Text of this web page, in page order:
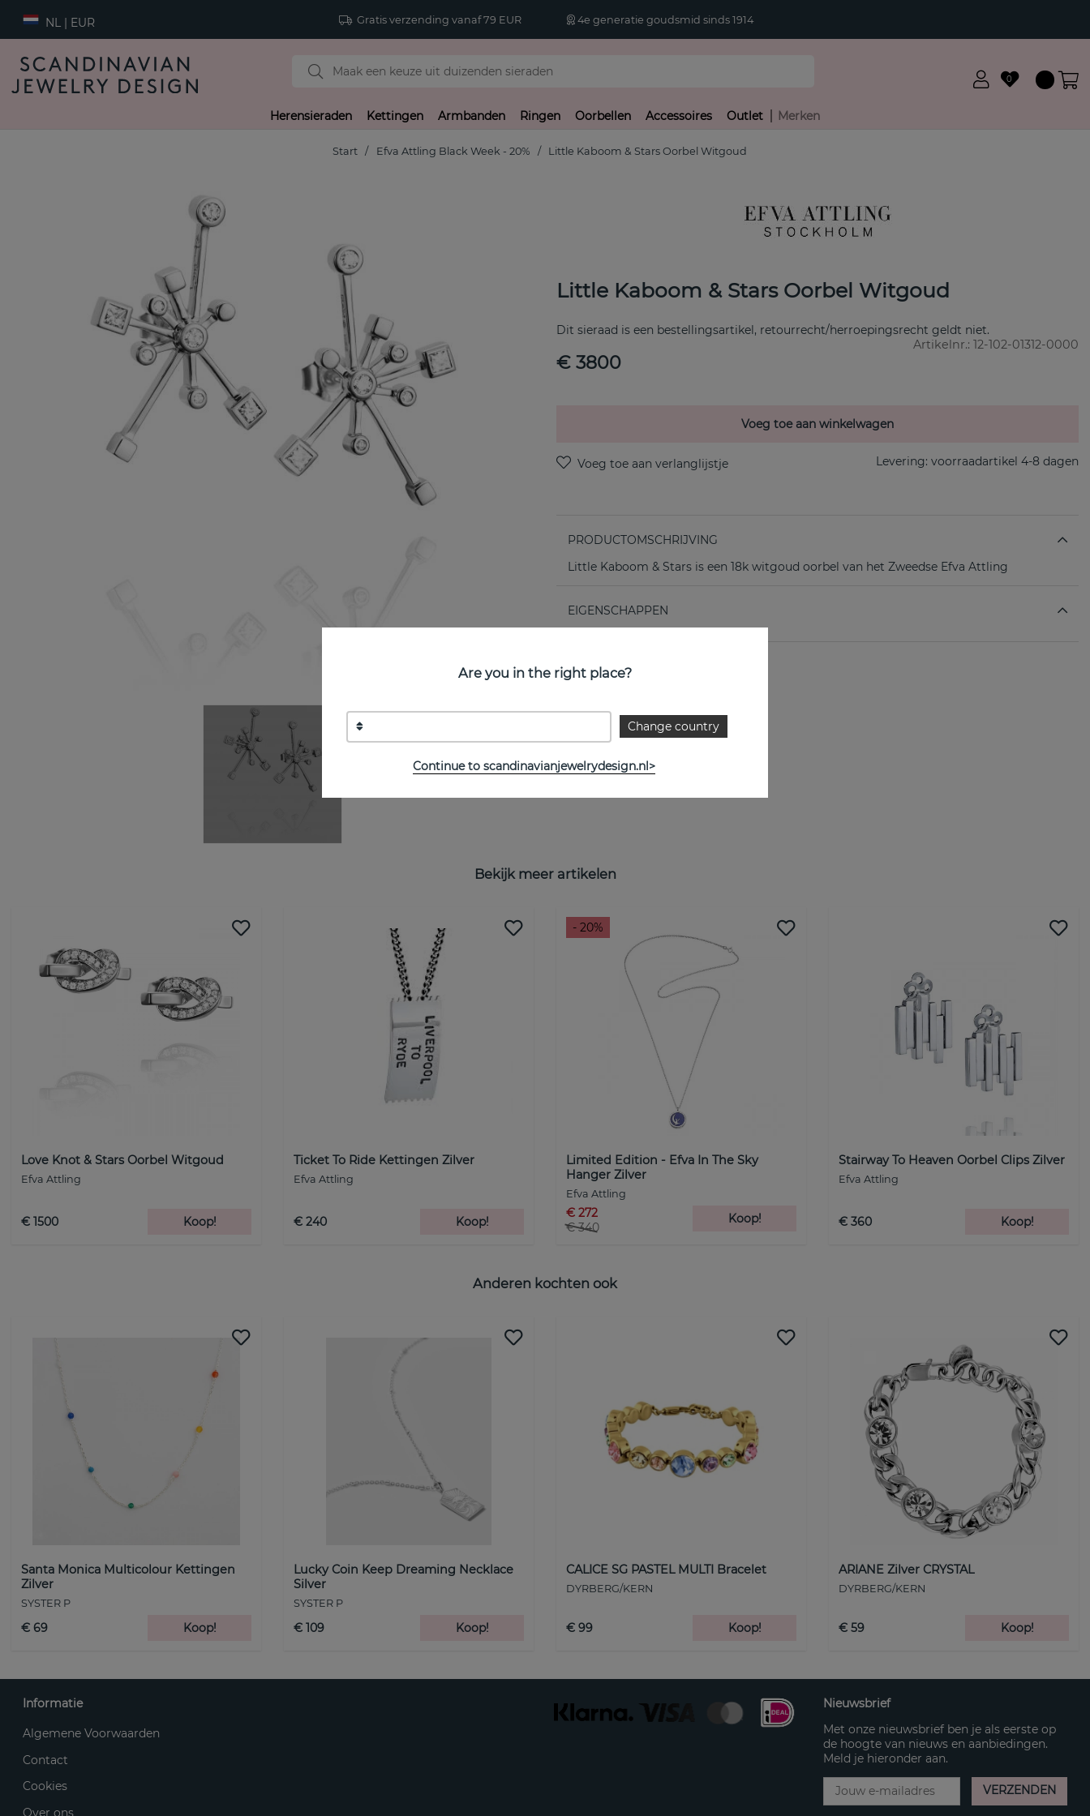
NL | EUR Gratis verzending vanaf 79 EUR 4e generatie goudsmid sinds 1914
0
Herensieraden Kettingen Armbanden Ringen Oorbellen Accessoires Outlet Merken
Start Efva Attling Black Week - 20% Little Kaboom & Stars Oorbel Witgoud
Little Kaboom & Stars Oorbel Witgoud
Dit sieraad is een bestellingsartikel, retourrecht/herroepingsrecht geldt niet.
Artikelnr.: 12-102-01312-0000
€ 3800
Voeg toe aan winkelwagen
Levering: voorraadartikel 4-8 dagen
PRODUCTOMSCHRIJVING
Little Kaboom & Stars is een 18k witgoud oorbel van het Zweedse Efva Attling
EIGENSCHAPPEN
Bekijk meer artikelen
Love Knot & Stars Oorbel Witgoud
Efva Attling
€ 1500 Koop!
Ticket To Ride Kettingen Zilver
Efva Attling
€ 240 Koop!
- 20%
Limited Edition - Efva In The Sky
Hanger Zilver
Efva Attling
€ 272
€ 340
Koop!
Stairway To Heaven Oorbel Clips Zilver
Efva Attling
€ 360 Koop!
Anderen kochten ook
Santa Monica Multicolour Kettingen
Zilver
SYSTER P
€ 69 Koop!
Lucky Coin Keep Dreaming Necklace
Silver
SYSTER P
€ 109 Koop!
CALICE SG PASTEL MULTI Bracelet
DYRBERG/KERN
€ 99 Koop!
ARIANE Zilver CRYSTAL
DYRBERG/KERN
€ 59 Koop!
Are you in the right place?
Change country
Continue to scandinavianjewelrydesign.nl>
Informatie
Algemene Voorwaarden
Contact
Cookies
Over ons
Nieuwsbrief
Met onze nieuwsbrief ben je als eerste op
de hoogte van nieuws en aanbiedingen.
Meld je hieronder aan.
VERZENDEN